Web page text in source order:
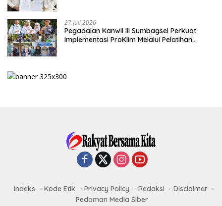
27 Juli 2026
Pegadaian Kanwil III Sumbagsel Perkuat
Implementasi ProKlim Melalui Pelatihan
Indeks Kode Etik Privacy Policy Redaksi
Disclaimer
Pedoman Media Siber